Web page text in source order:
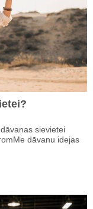
sievietei
dāvanu idejas